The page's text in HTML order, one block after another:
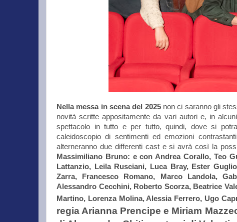
Nella messa in scena del 2025non ci saranno gli
novità scritte appositamente da vari autori e, in
spettacolo in tutto e per tutto, quindi, dove si
caleidoscopio di sentimenti ed emozioni
alterneranno due differenti cast e si avrà così la
Massimiliano Bruno: e con Andrea Corallo, Teo
Lattanzio, Leila Rusciani, Luca Bray, Ester
Zarra, Francesco Romano, Marco Landola,
Alessandro Cecchini, Roberto Scorza, Beatrice
Martino, Lorenza Molina, Alessia Ferrero, Ugo
regia Arianna Prencipe e Miriam